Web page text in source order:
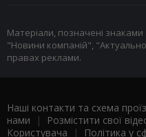
Матеріали, позначені
"Новини компаній",
правах реклами.
Наші контакти та схема
нами | Розмістити свої
Користувача | Політика у